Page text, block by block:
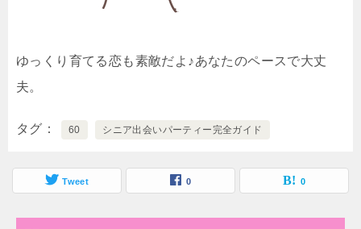
ゆっくり育てる恋も素敵だよ♪あなたのペースで大丈
夫。
タグ 60 シニア出会いパーティー完全ガイド
Tweet 0 0